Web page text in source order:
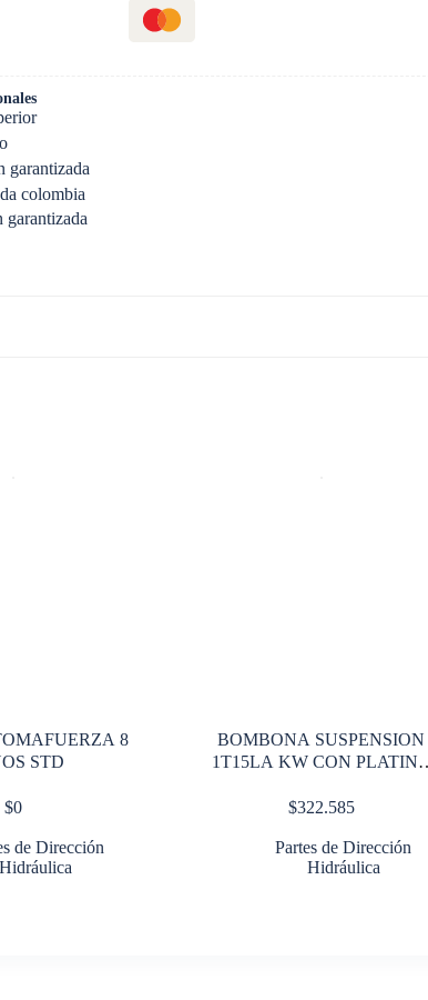
garantizada
colombia
8
STD
$0
de Dirección
Hidráulica
BOMBONA SUSPENSION
1T15LA KW CON PLATINA
$322.585
Partes de Dirección
Hidráulica